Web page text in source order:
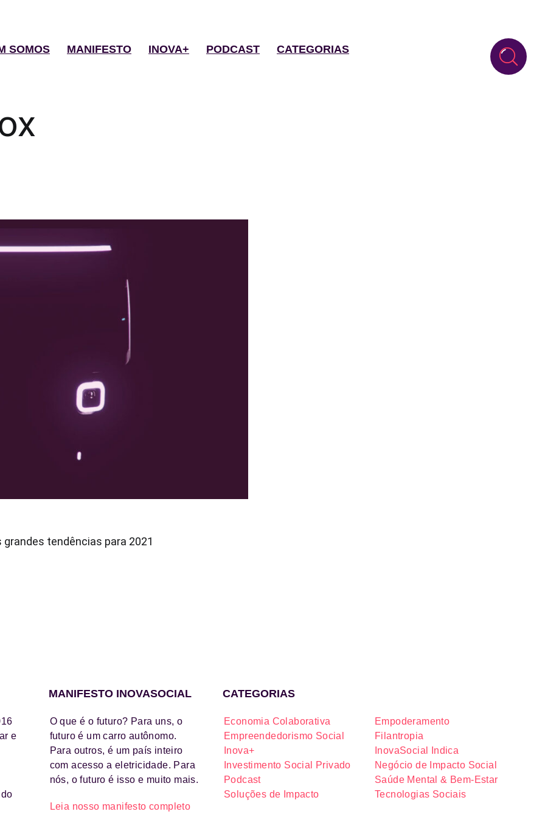
SOMOS MANIFESTO INOVA+ PODCAST CATEGORIAS
tendências para 2021
e
MANIFESTO INOVASOCIAL
O que é o futuro? Para uns, o
futuro é um carro autônomo.
Para outros, é um país inteiro
com acesso a eletricidade. Para
nós, o futuro é isso e muito mais.
Leia nosso manifesto completo
CATEGORIAS
Economia Colaborativa
Empoderamento
Empreendedorismo Social
Filantropia
Inova+
InovaSocial Indica
Investimento Social Privado
Negócio de Impacto Social
Podcast
Saúde Mental & Bem-Estar
Soluções de Impacto
Tecnologias Sociais